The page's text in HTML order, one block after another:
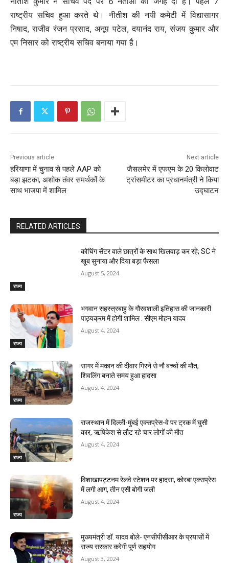
राष्ट्रीय सचिव हुआ करते थे। नीतीश की नयी कमेटी में विद्यासागर
निषाद, राजीव रंजन प्रसाद, अनूप पटेल, दयानंद राय, संजय कुमार और
एम निसार को राष्ट्रीय सचिव बनाया गया है।
Previous article
हरियाणा में चुनाव से पहले AAP को
बड़ा झटका, अशोक तंवर समर्थकों के
साथ भाजपा में शामिल
Next article
जैसलमेर में एफएम के 20 किलोवाट
ट्रांसमीटर का प्रधानमंत्री ने किया
उद्घाटन
RELATED ARTICLES
राज्य
कोचिंग सेंटर वाले छात्रों के साथ खिलवाड़ कर रहे; SC ने
खूब सुनाया और दिया बड़ा फैसला
August 5, 2024
राज्य
भगवान सहस्त्रबाहु के गौरवशाली इतिहास की जानकारी
पाठ्यक्रम में होगी शामिल : सीएम मोहन यादव
August 4, 2024
राज्य
सागर में मकान की दीवार गिरने से नौ बच्चों की मौत,
शिवलिंग बनाते समय हुआ हादसा
August 4, 2024
राज्य
राजस्‍थान में दिल्ली-मुंबई एक्सप्रेस-वे पर ट्रक में घुसी
कार, ऋषिकेश से लौट रहे चार लोगों की मौत
August 4, 2024
राज्य
विशाखापट्टनम रेलवे स्टेशन पर हादसा, कोरबा एक्सप्रेस
में लगी आग, तीन एसी बोगी जली
August 4, 2024
मुख्यमंत्री डॉ. यादव बोले- एनसीपीसीआर के प्रयासों में
राज्य सरकार करेगी पूर्ण सहयोग
August 3, 2024